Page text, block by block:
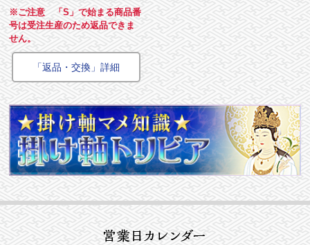
※ご注意 「S」で始まる商品番
号は受注生産のため返品できま
せん。
「返品・交換」詳細